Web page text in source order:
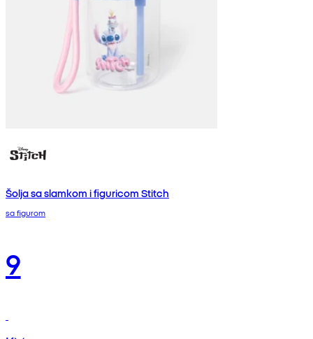
Šolja sa slamkom i figuricom Stitch
sa figurom
9